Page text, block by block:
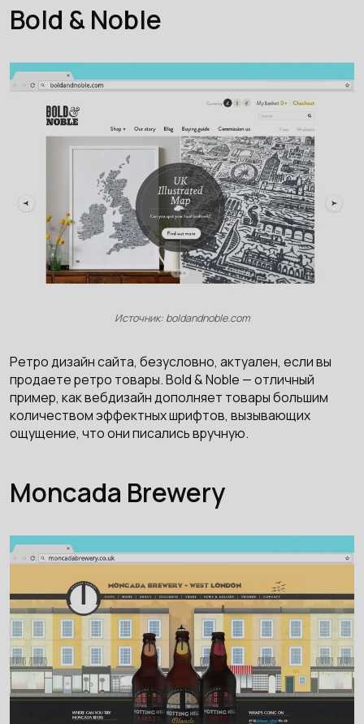
Bold & Noble
Источник: boldandnoble.com
Ретро дизайн сайта, безусловно, актуален, если вы
продаете ретро товары. Bold & Noble — отличный
пример, как вебдизайн дополняет товары большим
количеством эффектных шрифтов, вызывающих
ощущение, что они писались вручную.
Moncada Brewery